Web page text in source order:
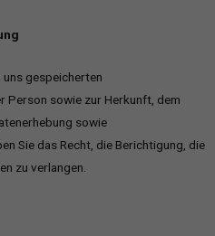
gespeicherten
Person sowie zur Herkunft, dem
sowie
Sie das Recht, die Berichtigung, die
zu verlangen.
anzeigen